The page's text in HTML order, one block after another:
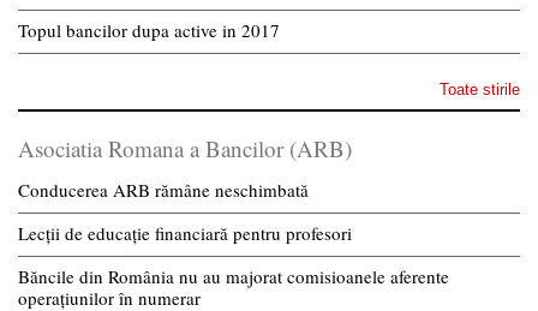
Topul bancilor dupa active in 2017
Toate stirile
Asociatia Romana a Bancilor (ARB)
Conducerea ARB rămâne neschimbată
Lecții de educație financiară pentru profesori
Băncile din România nu au majorat comisioanele aferente
operațiunilor în numerar